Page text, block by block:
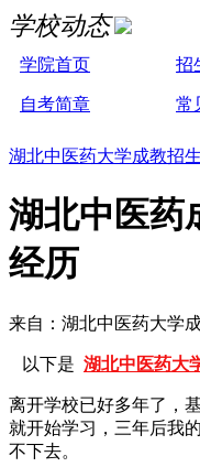
学校动态
学院首页 招
自考简章 常
湖北中医药大学成教招
湖北中医药
经历
来自：湖北中医药大学
以下是 湖北中医药大
离开学校已好多年了，
就开始学习，三年后我
不下去。